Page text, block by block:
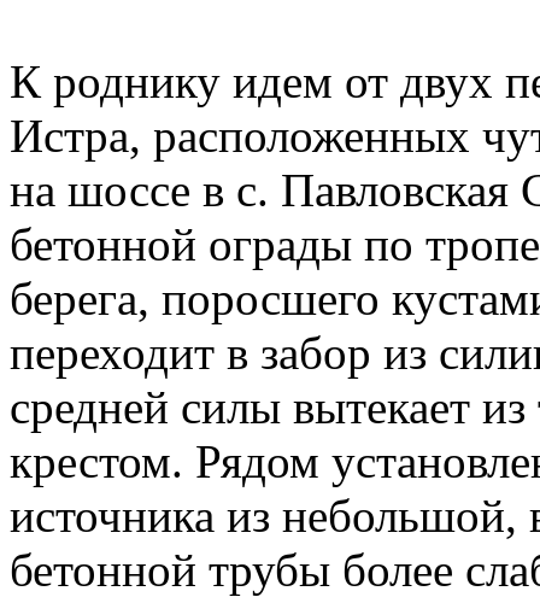
К роднику идем от двух
Истра, расположенных
на шоссе в с. Павловская
бетонной ограды по
берега, поросшего
переходит в забор из
средней силы вытекает
крестом. Рядом
источника из небольшой,
бетонной трубы более